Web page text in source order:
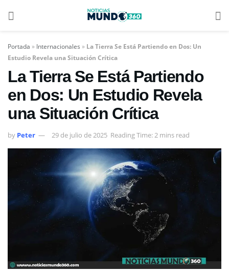
Portada » Internacionales » La Tierra Se Está Partiendo en Dos: Un
Estudio Revela una Situación Crítica
La Tierra Se Está Partiendo
en Dos: Un Estudio Revela
una Situación Crítica
by Peter 29 de julio de 2025 Reading Time: 2 mins read